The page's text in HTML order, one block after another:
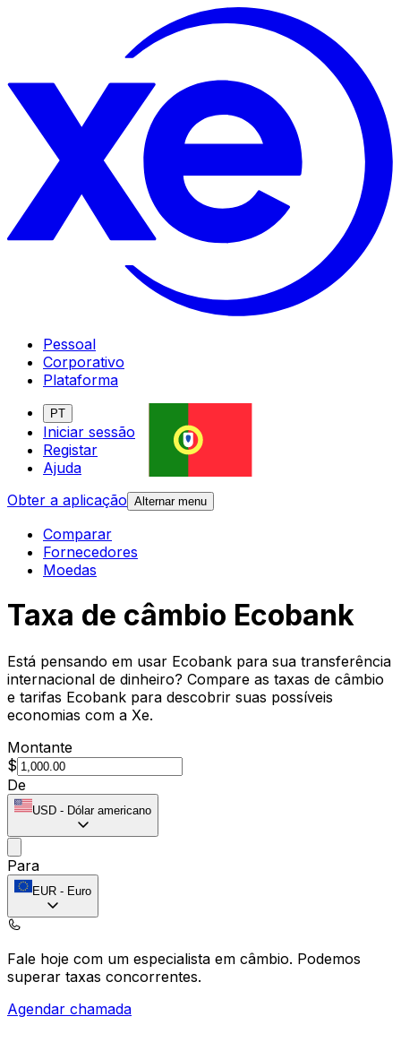
Pessoal
Corporativo
Plataforma
PT
Iniciar sessão
Registar
Ajuda
Obter a aplicação Alternar menu
Comparar
Fornecedores
Moedas
Taxa de câmbio Ecobank
Está pensando em usar Ecobank para sua transferência
internacional de dinheiro? Compare as taxas de câmbio
e tarifas Ecobank para descobrir suas possíveis
economias com a Xe.
Montante
$
De
USD - Dólar americano
Para
EUR - Euro
Fale hoje com um especialista em câmbio. Podemos
superar taxas concorrentes.
Agendar chamada